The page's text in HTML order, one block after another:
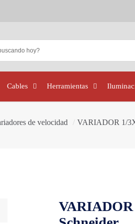
Cables Herramientas
de velocidad / VARIADOR 1/
VARIADOR